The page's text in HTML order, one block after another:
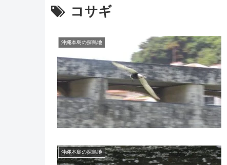
コサギ
沖縄本島の探鳥地
沖縄本島の探鳥地